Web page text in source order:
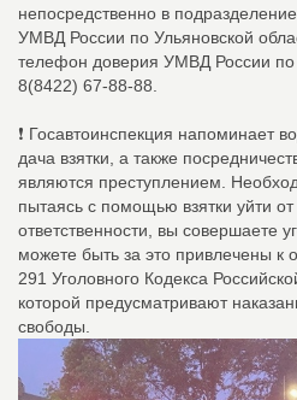
непосредственно в
УМВД России по Ульяновской
телефон доверия УМВД России по
8(8422) 67-88-88.
❗ Госавтоинспекция напоминает
дача взятки, а также
являются преступлением.
пытаясь с помощью взятки уйти
ответственности, вы совершаете
можете быть за это привлечены к
291 Уголовного Кодекса
которой предусматривают
свободы.